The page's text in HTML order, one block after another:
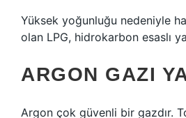
Yüksek yoğunluğu nedeniyle
olan LPG, hidrokarbon esaslı
ARGON GAZI
Argon çok güvenli bir gazdır.